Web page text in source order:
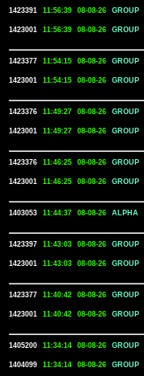
1423391 11:56:39 08-08-26 GROUP
1423001
11:56:39 08-08-26 GROUP
1423377 11:54:15 08-08-26 GROUP
1423001
11:54:15 08-08-26 GROUP
1423376 11:49:27 08-08-26 GROUP
1423001
11:49:27 08-08-26 GROUP
1423376 11:46:25 08-08-26 GROUP
1423001
11:46:25 08-08-26 GROUP
1403053 11:44:37 08-08-26 ALPHA
1423397 11:43:03 08-08-26 GROUP
1423001
11:43:03 08-08-26 GROUP
1423377 11:40:42 08-08-26 GROUP
1423001
11:40:42 08-08-26 GROUP
1405200 11:34:14 08-08-26 GROUP
1404099
11:34:14 08-08-26 GROUP